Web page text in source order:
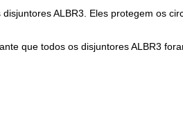
ALBR3. Eles protegem os
que todos os disjuntores ALBR3